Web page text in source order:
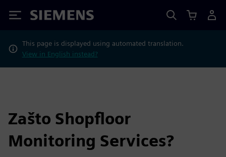
Siemens
This page is displayed using automated translation.
View in English instead?
Zašto Shopfloor
Monitoring Services?